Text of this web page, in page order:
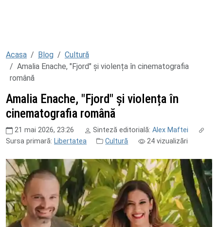
Acasa Blog
Cultură
Amalia Enache, "Fjord" și violența în cinematografia
română
Amalia Enache, "Fjord" și violența în
cinematografia română
21 mai 2026, 23:26 Sinteză editorială: Alex Maftei
Sursa primară: Libertatea Cultură 24vizualizări